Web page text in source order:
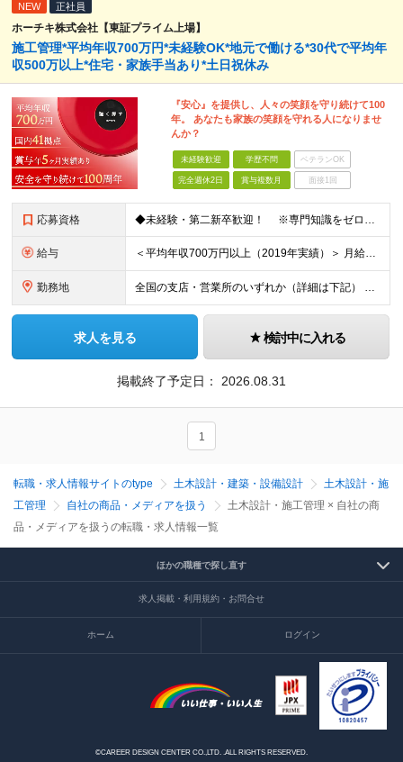
NEW 正社員
ホーチキ株式会社【東証プライム上場】
施工管理*平均年収700万円*未経験OK*地元で働ける*30代で平均年
収500万以上*住宅・家族手当あり*土日祝休み
『安心』を提供し、人々の笑顔を守り続けて100
年。 あなたも家族の笑顔を守れる人になりませ
んか？
未経験歓迎 学歴不問 ベテランOK
完全週休2日 賞与複数月 面接1回
応募資格 ◆未経験・第二新卒歓迎！ ※専門知識をゼロから習得できる研修制度があります！ ◆学歴不問
給与 ＜平均年収700万円以上（2019年実績）＞ 月給21万1000円以上＋賞与年2回 ※上記は基本給です。別途、各種手当を支給いたします ※経験・能力を考慮の上、当社規程により優遇いたします ※試用
勤務地 全国の支店・営業所のいずれか（詳細は下記） ※入社直後はお住まいから通える範囲の支店・営業所に配属 （入社直後の転勤はありません） ※U・Iターン歓迎（社宅・独身寮完備） ＜北海道・東北エリア＞
求人を見る 検討中に入れる
掲載終了予定日： 2026.08.31
1
転職・求人情報サイトのtype 土木設計・建築・設備設計
土木設計・施
工管理
自社の商品・メディアを扱う
土木設計・施工管理 × 自社の商
品・メディアを扱うの転職・求人情報一覧
ほかの職種で探し直す
求人掲載・利用規約・お問合せ
ホーム ログイン
©CAREER DESIGN CENTER CO.,LTD. .ALL RIGHTS RESERVED.